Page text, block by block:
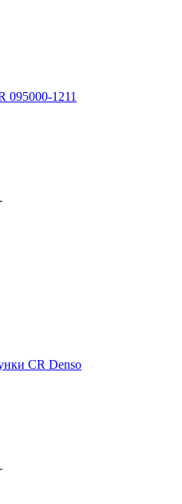
095000-1211
CR Denso